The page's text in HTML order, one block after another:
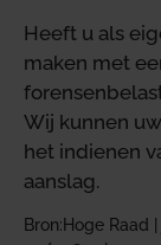
Heeft u als
maken met
Wij kunnen
het indienen
aanslag.
Bron:Hoge Raad